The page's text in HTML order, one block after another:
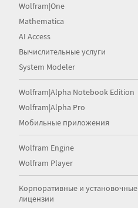
Wolfram|One
Mathematica
AI Access
Вычислительные услуги
System Modeler
Wolfram|Alpha Notebook Edition
Wolfram|Alpha Pro
Мобильные приложения
Wolfram Engine
Wolfram Player
Корпоративные и установочные
лицензии